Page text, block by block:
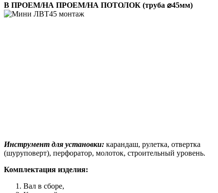
В ПРОЕМ/НА ПРОЕМ/НА ПОТОЛОК (труба ⌀45мм)
Инструмент для установки: карандаш, рулетка, отвертка
(шуруповерт), перфоратор, молоток, строительный уровень.
Комплектация изделия:
Вал в сборе,